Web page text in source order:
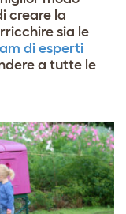
creare la
sia le
di esperti
a tutte le